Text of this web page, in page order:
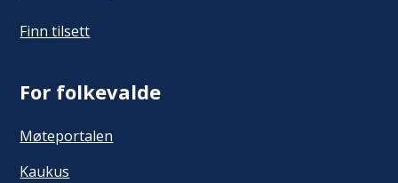
Finn tilsett
For folkevalde
Møteportalen
Kaukus